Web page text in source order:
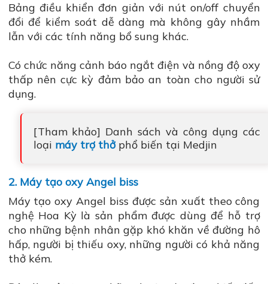
Bảng điều khiển đơn giản với nút on/off chuyển
đổi để kiểm soát dễ dàng mà không gây nhầm
lẫn với các tính năng bổ sung khác.
Có chức năng cảnh báo ngắt điện và nồng độ oxy
thấp nên cực kỳ đảm bảo an toàn cho người sử
dụng.
[Tham khảo] Danh sách và công dụng các
loại máy trợ thởphổ biến tại Medjin
2. Máy tạo oxy Angel biss
Máy tạo oxy Angel biss được sản xuất theo công
nghệ Hoa Kỳ là sản phẩm được dùng để hỗ trợ
cho những bệnh nhân gặp khó khăn về đường hô
hấp, người bị thiếu oxy, những người có khả năng
thở kém.